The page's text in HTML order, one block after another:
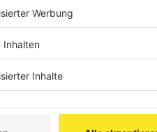
by Nelson Müller
in der Küche, bei uns die